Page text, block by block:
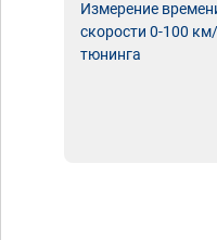
Измерение
скорости 0-100
тюнинга